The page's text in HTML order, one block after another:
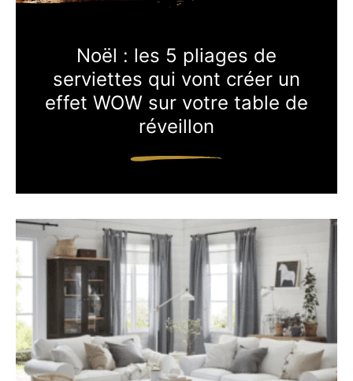
Noël : les 5 pliages de
serviettes qui vont créer un
effet WOW sur votre table de
réveillon